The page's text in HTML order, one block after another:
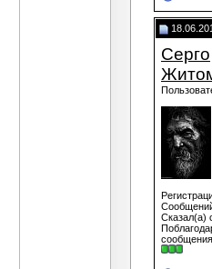
Серго
Сказал(а)